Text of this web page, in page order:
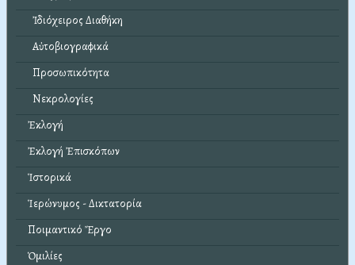
Ἰδιόχειρος Διαθήκη
Αὐτοβιογραφικά
Προσωπικότητα
Νεκρολογίες
Ἐκλογή
Ἐκλογή Ἐπισκόπων
Ἱστορικά
Ἱερώνυμος - Δικτατορία
Ποιμαντικό Ἔργο
Ὁμιλίες